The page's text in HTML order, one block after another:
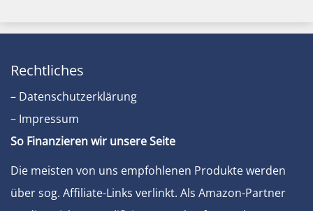
Rechtliches
– Datenschutzerklärung
– Impressum
So Finanzieren wir unsere Seite
Die meisten von uns empfohlenen Produkte werden
über sog. Affiliate-Links verlinkt. Als Amazon-Partner